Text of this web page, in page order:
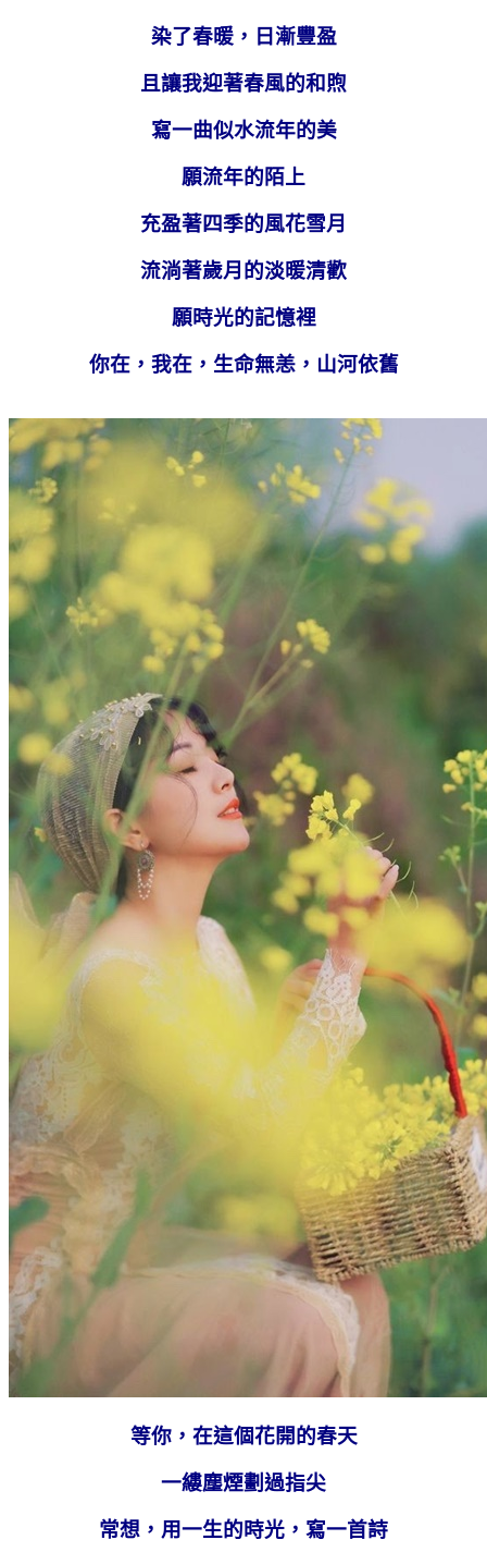
染了春暖，日漸豐盈
且讓我迎著春風的和煦
寫一曲似水流年的美
願流年的陌上
充盈著四季的風花雪月
流淌著歲月的淡暖清歡
願時光的記憶裡
你在，我在，生命無恙，山河依舊
等你，在這個花開的春天
一縷塵煙劃過指尖
常想，用一生的時光，寫一首詩